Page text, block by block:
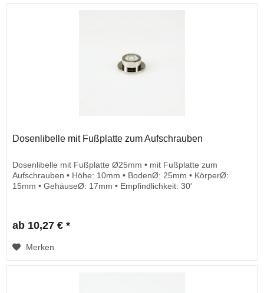
Dosenlibelle mit Fußplatte zum Aufschrauben
Dosenlibelle mit Fußplatte Ø25mm • mit Fußplatte zum
Aufschrauben • Höhe: 10mm • BodenØ: 25mm • KörperØ:
15mm • GehäuseØ: 17mm • Empfindlichkeit: 30'
ab 10,27 € *
Merken